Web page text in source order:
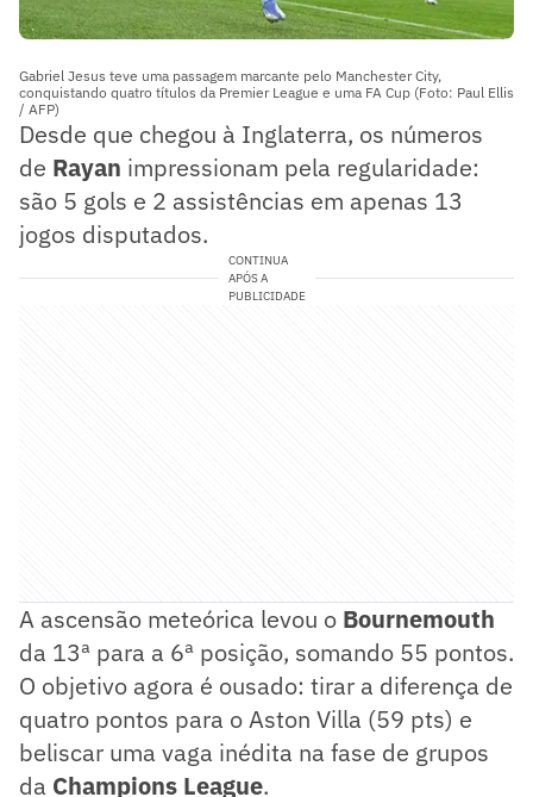
Gabriel Jesus teve uma passagem marcante pelo Manchester City,
conquistando quatro títulos da Premier League e uma FA Cup (Foto: Paul Ellis
/ AFP)
Desde que chegou à Inglaterra, os números
de Rayan impressionam pela regularidade:
são 5 gols e 2 assistências em apenas 13
jogos disputados.
CONTINUA
APÓS A
PUBLICIDADE
A ascensão meteórica levou o Bournemouth
da 13ª para a 6ª posição, somando 55 pontos.
O objetivo agora é ousado: tirar a diferença de
quatro pontos para o Aston Villa (59 pts) e
beliscar uma vaga inédita na fase de grupos
da Champions League.